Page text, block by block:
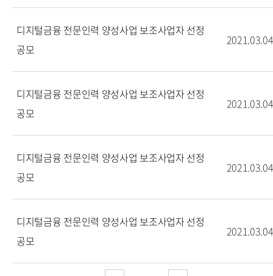
디지털금융 전문인력 양성사업 보조사업자 선정
공모
2021.03.04
디지털금융 전문인력 양성사업 보조사업자 선정
공모
2021.03.04
디지털금융 전문인력 양성사업 보조사업자 선정
공모
2021.03.04
디지털금융 전문인력 양성사업 보조사업자 선정
공모
2021.03.04